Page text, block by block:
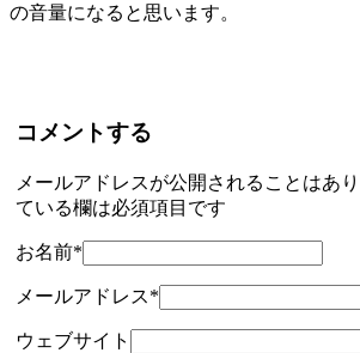
の音量になると思います。
コメントする
メールアドレスが公開されることはあり
ている欄は必須項目です
お名前*
メールアドレス*
ウェブサイト